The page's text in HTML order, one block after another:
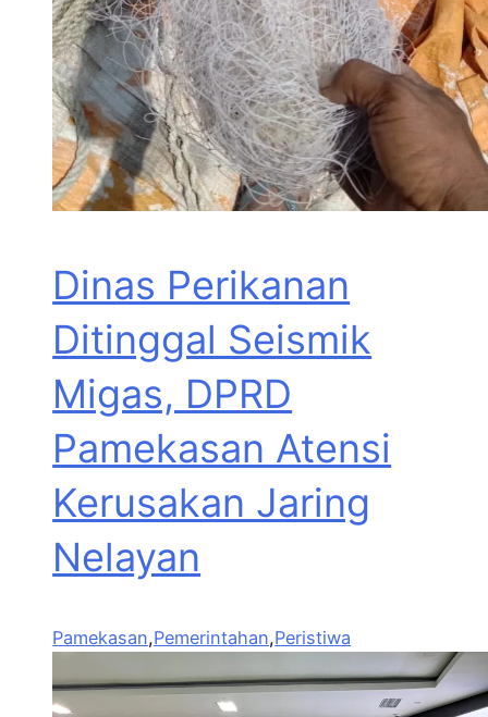
Dinas Perikanan
Ditinggal Seismik
Migas, DPRD
Pamekasan Atensi
Kerusakan Jaring
Nelayan
Pamekasan,Pemerintahan,Peristiwa